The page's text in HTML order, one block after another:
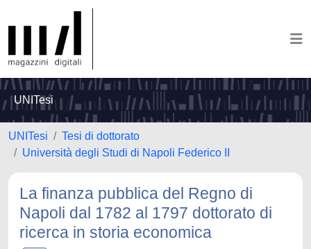
UNITesi
UNITesi
Tesi di dottorato
Università degli Studi di Napoli Federico II
La finanza pubblica del Regno di
Napoli dal 1782 al 1797 dottorato di
ricerca in storia economica